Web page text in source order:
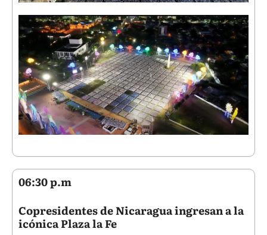
06:30 p.m
Copresidentes de Nicaragua ingresan a la
icónica Plaza la Fe